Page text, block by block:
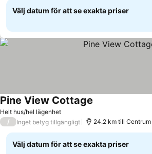
Välj datum för att se exakta priser
Helt hus/hel lägenhet
Pine View Cottage
/ Inget betyg tillgängligt 24.2 km till Centrum
Välj datum för att se exakta priser